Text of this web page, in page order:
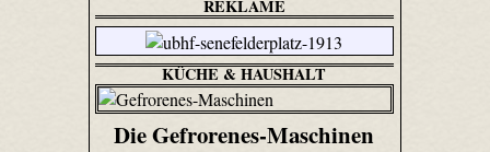
REKLAME
KÜCHE & HAUSHALT
Die Gefrorenes-Maschinen